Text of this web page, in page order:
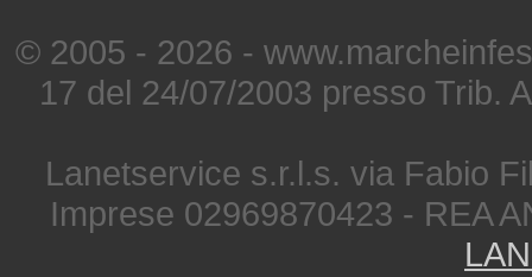
© 2005 - 2026 -
17 del 24/07/2003 presso Trib.
Lanetservice s.r.l.s. via Fabio
Imprese 02969870423 - REA